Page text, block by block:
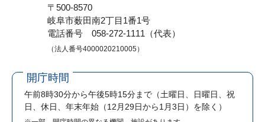
〒500-8570
岐阜市薮田南2丁目1番1号
電話番号 058-272-1111（代表）
（法人番号4000020210005）
開庁時間
午前8時30分から午後5時15分まで （土曜日、日曜日、祝
日、休日、年末年始（12月29日から1月3日）を除く）